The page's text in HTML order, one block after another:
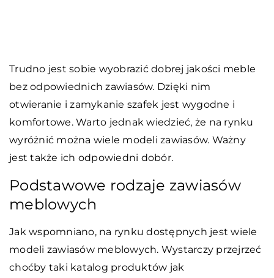
Trudno jest sobie wyobrazić dobrej jakości meble
bez odpowiednich zawiasów. Dzięki nim
otwieranie i zamykanie szafek jest wygodne i
komfortowe. Warto jednak wiedzieć, że na rynku
wyróżnić można wiele modeli zawiasów. Ważny
jest także ich odpowiedni dobór.
Podstawowe rodzaje zawiasów
meblowych
Jak wspomniano, na rynku dostępnych jest wiele
modeli zawiasów meblowych. Wystarczy przejrzeć
choćby taki katalog produktów jak